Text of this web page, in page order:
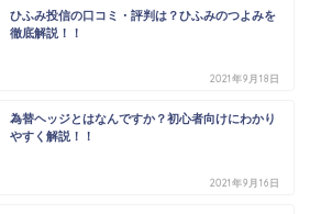
ひふみ投信の口コミ・評判は？ひふみのつよみを
徹底解説！！
2021年9月18日
為替ヘッジとはなんですか？初心者向けにわかり
やすく解説！！
2021年9月16日